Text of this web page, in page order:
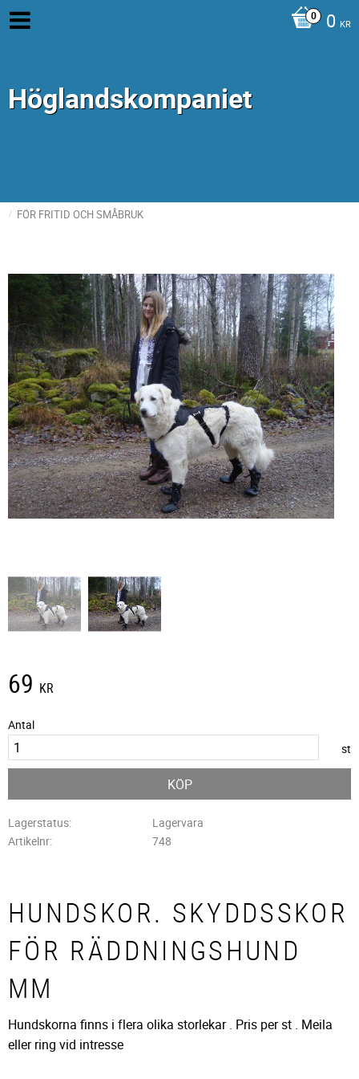
0 KR
Höglandskompaniet
FÖR FRITID OCH SMÅBRUK
69 KR
Antal
st
KÖP
Lagerstatus
Lagervara
Artikelnr
748
HUNDSKOR. SKYDDSSKOR
FÖR RÄDDNINGSHUND
MM
Hundskorna finns i flera olika storlekar . Pris per st . Meila
eller ring vid intresse